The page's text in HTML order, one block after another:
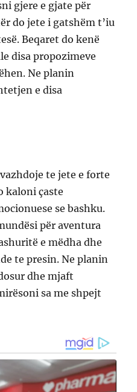
gjere e gjate për
do jete i gatshëm t’iu
Beqaret do kenë
disa propozimeve
Ne planin
e disa
te jete e forte
kaloni çaste
se bashku.
për aventura
e mëdha dhe
te presin. Ne planin
dhe mjaft
sa me shpejt